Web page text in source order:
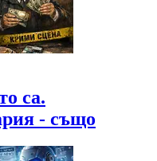
са.
- също